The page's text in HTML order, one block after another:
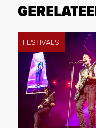
FESTIVALS